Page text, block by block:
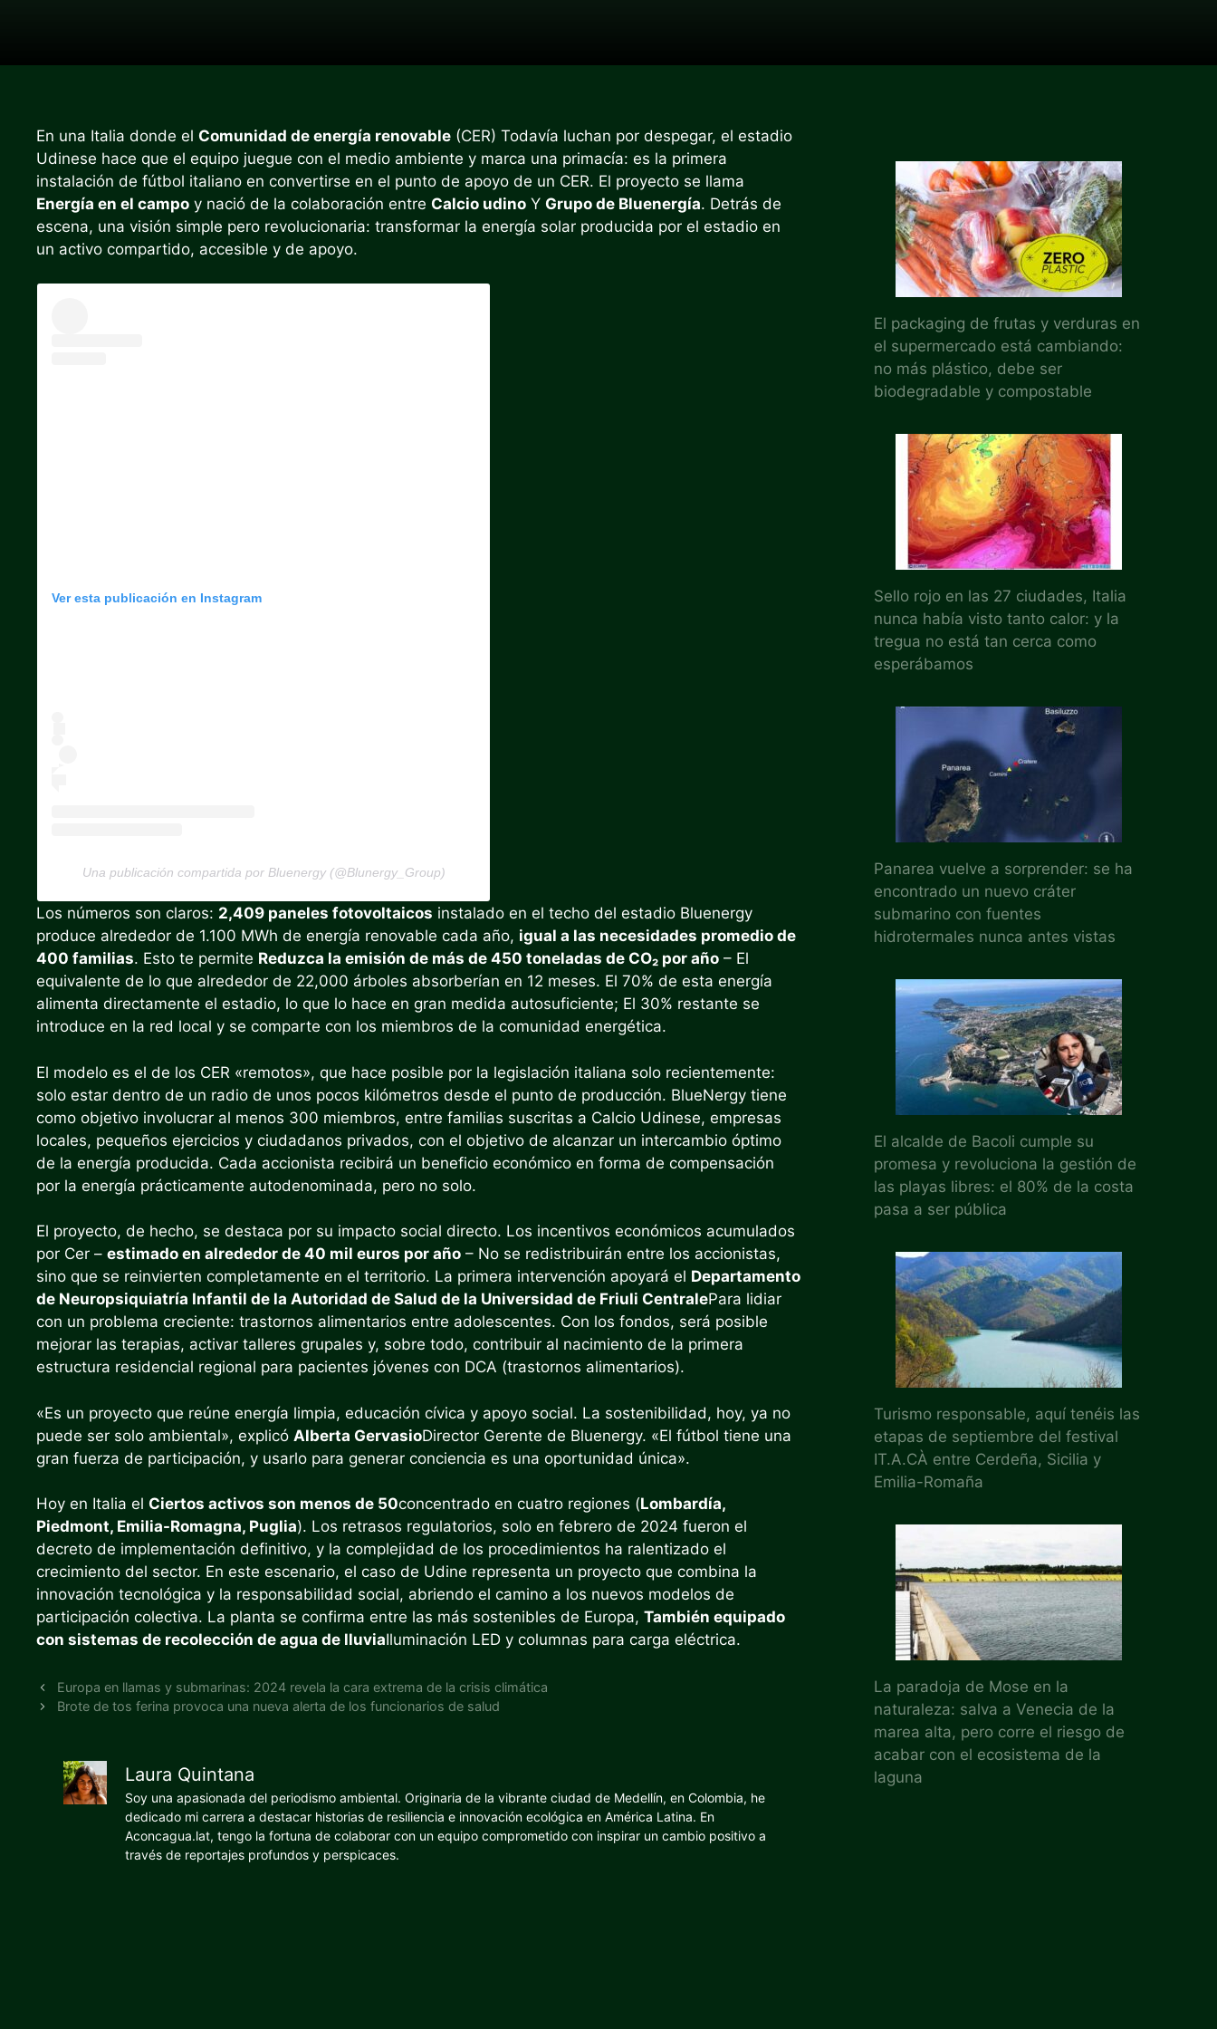
En una Italia donde el Comunidad de energía renovable (CER) Todavía luchan por despegar, el estadio
Udinese hace que el equipo juegue con el medio ambiente y marca una primacía: es la primera
instalación de fútbol italiano en convertirse en el punto de apoyo de un CER. El proyecto se llama
Energía en el campo y nació de la colaboración entre Calcio udino Y Grupo de Bluenergía. Detrás de
escena, una visión simple pero revolucionaria: transformar la energía solar producida por el estadio en
un activo compartido, accesible y de apoyo.
Ver esta publicación en Instagram
Una publicación compartida por Bluenergy (@Blunergy_Group)
Los números son claros: 2,409 paneles fotovoltaicos instalado en el techo del estadio Bluenergy
produce alrededor de 1.100 MWh de energía renovable cada año, igual a las necesidades promedio de
400 familias. Esto te permite Reduzca la emisión de más de 450 toneladas de CO₂ por año – El
equivalente de lo que alrededor de 22,000 árboles absorberían en 12 meses. El 70% de esta energía
alimenta directamente el estadio, lo que lo hace en gran medida autosuficiente; El 30% restante se
introduce en la red local y se comparte con los miembros de la comunidad energética.
El modelo es el de los CER «remotos», que hace posible por la legislación italiana solo recientemente:
solo estar dentro de un radio de unos pocos kilómetros desde el punto de producción. BlueNergy tiene
como objetivo involucrar al menos 300 miembros, entre familias suscritas a Calcio Udinese, empresas
locales, pequeños ejercicios y ciudadanos privados, con el objetivo de alcanzar un intercambio óptimo
de la energía producida. Cada accionista recibirá un beneficio económico en forma de compensación
por la energía prácticamente autodenominada, pero no solo.
El proyecto, de hecho, se destaca por su impacto social directo. Los incentivos económicos acumulados
por Cer – estimado en alrededor de 40 mil euros por año – No se redistribuirán entre los accionistas,
sino que se reinvierten completamente en el territorio. La primera intervención apoyará el Departamento
de Neuropsiquiatría Infantil de la Autoridad de Salud de la Universidad de Friuli CentralePara lidiar
con un problema creciente: trastornos alimentarios entre adolescentes. Con los fondos, será posible
mejorar las terapias, activar talleres grupales y, sobre todo, contribuir al nacimiento de la primera
estructura residencial regional para pacientes jóvenes con DCA (trastornos alimentarios).
«Es un proyecto que reúne energía limpia, educación cívica y apoyo social. La sostenibilidad, hoy, ya no
puede ser solo ambiental», explicó Alberta GervasioDirector Gerente de Bluenergy. «El fútbol tiene una
gran fuerza de participación, y usarlo para generar conciencia es una oportunidad única».
Hoy en Italia el Ciertos activos son menos de 50concentrado en cuatro regiones (Lombardía,
Piedmont, Emilia-Romagna, Puglia). Los retrasos regulatorios, solo en febrero de 2024 fueron el
decreto de implementación definitivo, y la complejidad de los procedimientos ha ralentizado el
crecimiento del sector. En este escenario, el caso de Udine representa un proyecto que combina la
innovación tecnológica y la responsabilidad social, abriendo el camino a los nuevos modelos de
participación colectiva. La planta se confirma entre las más sostenibles de Europa, También equipado
con sistemas de recolección de agua de lluviaIluminación LED y columnas para carga eléctrica.
Europa en llamas y submarinas: 2024 revela la cara extrema de la crisis climática
Brote de tos ferina provoca una nueva alerta de los funcionarios de salud
Laura Quintana
Soy una apasionada del periodismo ambiental. Originaria de la vibrante ciudad de Medellín, en Colombia, he
dedicado mi carrera a destacar historias de resiliencia e innovación ecológica en América Latina. En
Aconcagua.lat, tengo la fortuna de colaborar con un equipo comprometido con inspirar un cambio positivo a
través de reportajes profundos y perspicaces.
El packaging de frutas y verduras en
el supermercado está cambiando:
no más plástico, debe ser
biodegradable y compostable
Sello rojo en las 27 ciudades, Italia
nunca había visto tanto calor: y la
tregua no está tan cerca como
esperábamos
Panarea vuelve a sorprender: se ha
encontrado un nuevo cráter
submarino con fuentes
hidrotermales nunca antes vistas
El alcalde de Bacoli cumple su
promesa y revoluciona la gestión de
las playas libres: el 80% de la costa
pasa a ser pública
Turismo responsable, aquí tenéis las
etapas de septiembre del festival
IT.A.CÀ entre Cerdeña, Sicilia y
Emilia-Romaña
La paradoja de Mose en la
naturaleza: salva a Venecia de la
marea alta, pero corre el riesgo de
acabar con el ecosistema de la
laguna